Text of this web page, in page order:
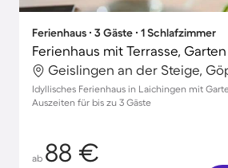
Ferienhaus ∙ 3 Gäste ∙ 1 Schlafzimmer
Idyllisches Ferienhaus in Laichingen mit
Auszeiten für bis zu 3 Gäste
ab 88 €